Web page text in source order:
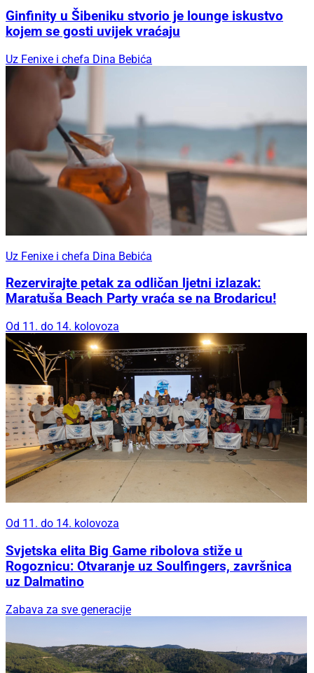
Ginfinity u Šibeniku stvorio je lounge iskustvo
kojem se gosti uvijek vraćaju
Uz Fenixe i chefa Dina Bebića
Uz Fenixe i chefa Dina Bebića
Rezervirajte petak za odličan ljetni izlazak:
Maratuša Beach Party vraća se na Brodaricu!
Od 11. do 14. kolovoza
Od 11. do 14. kolovoza
Svjetska elita Big Game ribolova stiže u
Rogoznicu: Otvaranje uz Soulfingers, završnica
uz Dalmatino
Zabava za sve generacije